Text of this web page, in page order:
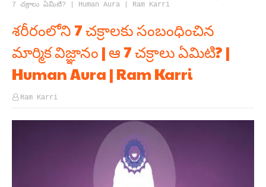
7 చక్రాలు ఏమిటి? | Human Aura | Ram Karri
శరీరంలోని 7 చక్రాలకు సంబంధించిన
మార్మిక విజ్ఞానం | ఆ 7 చక్రాలు ఏమిటి? |
Human Aura | Ram Karri
Ram Karri